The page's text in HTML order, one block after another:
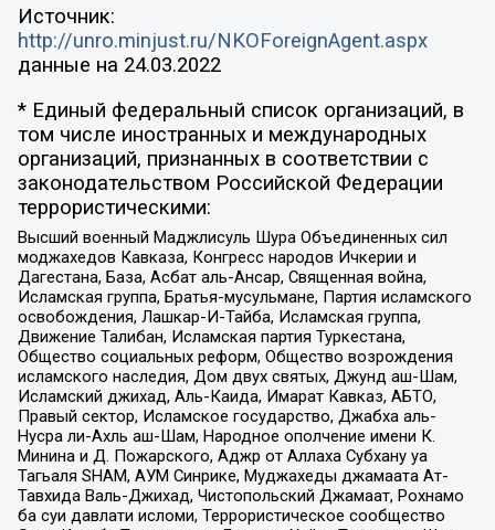
Источник:
http://unro.minjust.ru/NKOForeignAgent.aspx
данные на 24.03.2022
* Единый федеральный список организаций, в
том числе иностранных и международных
организаций, признанных в соответствии с
законодательством Российской Федерации
террористическими:
Высший военный Маджлисуль Шура Объединенных сил
моджахедов Кавказа, Конгресс народов Ичкерии и
Дагестана, База, Асбат аль-Ансар, Священная война,
Исламская группа, Братья-мусульмане, Партия исламского
освобождения, Лашкар-И-Тайба, Исламская группа,
Движение Талибан, Исламская партия Туркестана,
Общество социальных реформ, Общество возрождения
исламского наследия, Дом двух святых, Джунд аш-Шам,
Исламский джихад, Аль-Каида, Имарат Кавказ, АБТО,
Правый сектор, Исламское государство, Джабха аль-
Нусра ли-Ахль аш-Шам, Народное ополчение имени К.
Минина и Д. Пожарского, Аджр от Аллаха Субхану уа
Тагьаля SHAM, АУМ Синрике, Муджахеды джамаата Ат-
Тавхида Валь-Джихад, Чистопольский Джамаат, Рохнамо
ба суи давлати исломи, Террористическое сообщество